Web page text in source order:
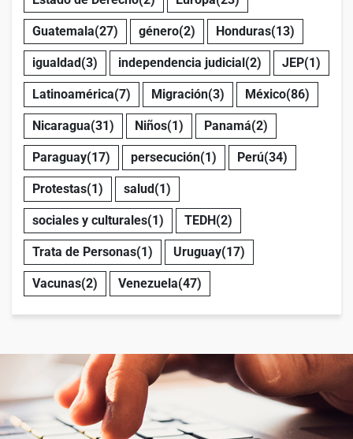
Guatemala(27) género(2) Honduras(13)
igualdad(3) independencia judicial(2) JEP(1)
Latinoamérica(7) Migración(3) México(86)
Nicaragua(31) Niños(1) Panamá(2)
Paraguay(17) persecución(1) Perú(34)
Protestas(1) salud(1)
sociales y culturales(1) TEDH(2)
Trata de Personas(1) Uruguay(17)
Vacunas(2) Venezuela(47)